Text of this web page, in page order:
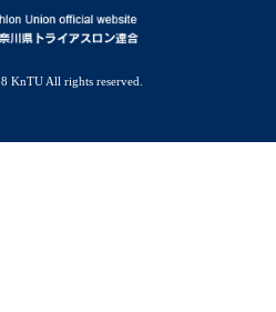
KnTU All rights reserved.